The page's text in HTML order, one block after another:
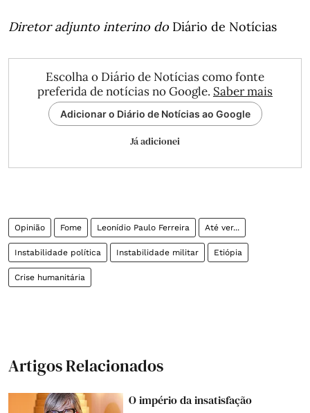
Diretor adjunto interino do Diário de Notícias
Escolha o Diário de Notícias como fonte
preferida de notícias no Google. Saber mais
Adicionar o Diário de Notícias ao Google
Já adicionei
Opinião Fome Leonídio Paulo Ferreira Até ver...
Instabilidade política Instabilidade militar Etiópia
Crise humanitária
Artigos Relacionados
O império da insatisfação